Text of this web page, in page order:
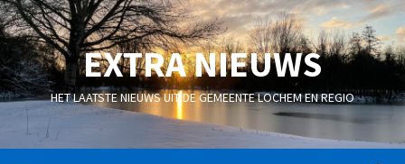
EXTRA NIEUWS
HET LAATSTE NIEUWS UIT DE GEMEENTE LOCHEM EN REGIO